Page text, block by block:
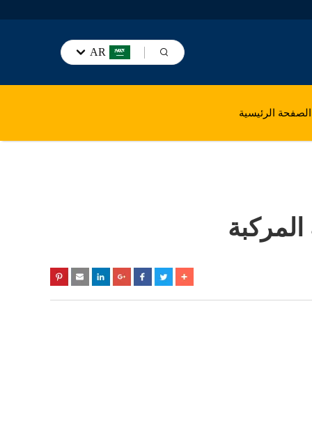
AR
الصفحة الرئيسية